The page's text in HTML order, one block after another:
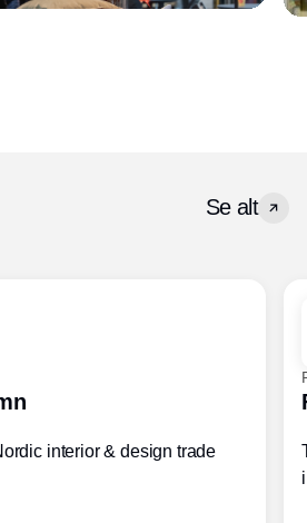
Se alt
interior & design trade